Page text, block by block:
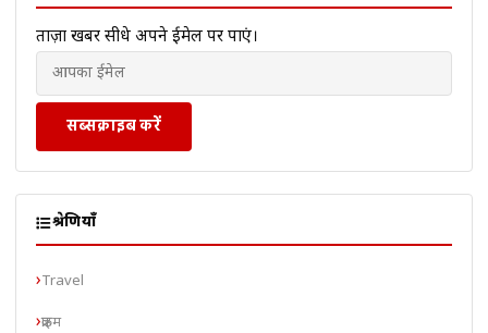
ताज़ा खबरें सीधे अपने ईमेल पर पाएं।
सब्सक्राइब करें
श्रेणियाँ
Travel
क्राइम